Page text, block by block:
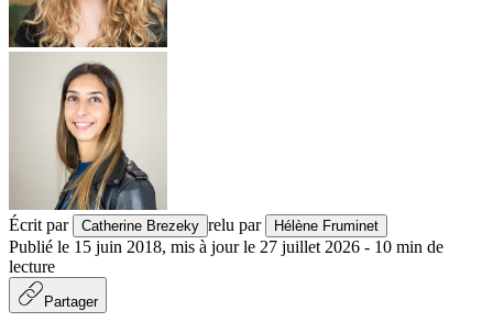
Écrit par Catherine Brezeky relu par Hélène Fruminet
Publié le 15 juin 2018, mis à jour le 27 juillet 2026 - 10 min de
lecture
Partager